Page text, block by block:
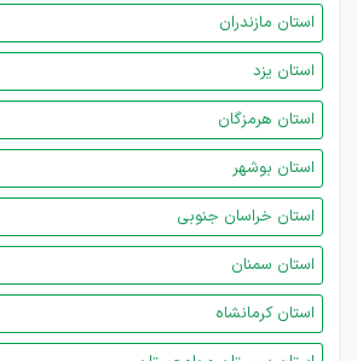
استان مازندران
استان یزد
استان هرمزگان
استان بوشهر
استان خراسان جنوبی
استان سمنان
استان کرمانشاه